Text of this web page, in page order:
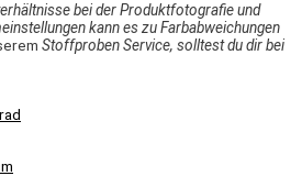
bei der Produktfotografie und
kann es zu Farbabweichungen
Stoffproben Service, solltest du dir bei